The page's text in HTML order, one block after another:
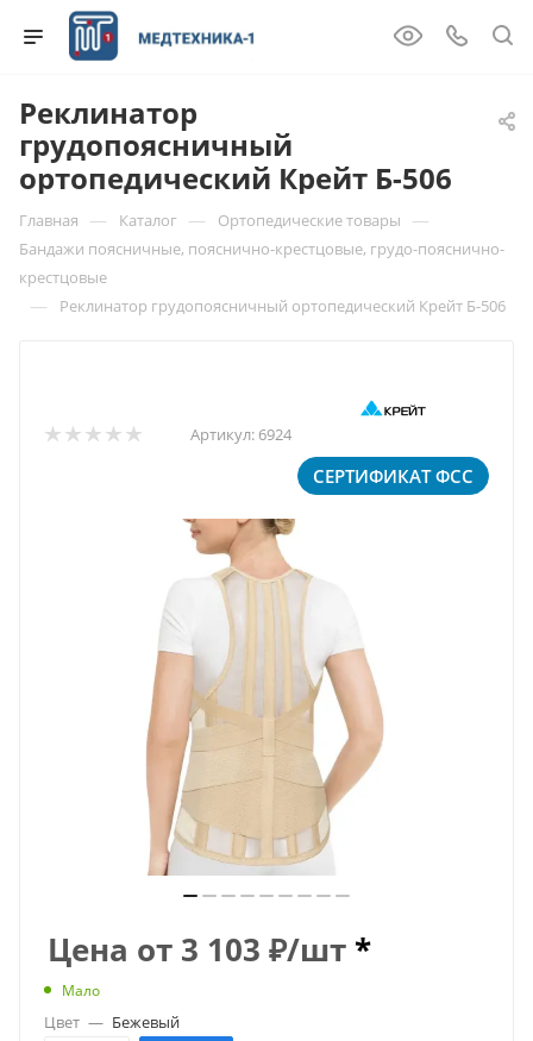
Реклинатор
грудопоясничный
ортопедический Крейт Б-506
Главная — Каталог — Ортопедические товары —
Бандажи поясничные, пояснично-крестцовые, грудо-пояснично-
крестцовые
— Реклинатор грудопоясничный ортопедический Крейт Б-506
Артикул: 6924
СЕРТИФИКАТ ФСС
Цена от 3 103 ₽/шт *
Мало
Цвет — Бежевый